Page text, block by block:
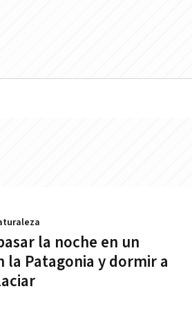
la noche en un
la Patagonia y dormir a